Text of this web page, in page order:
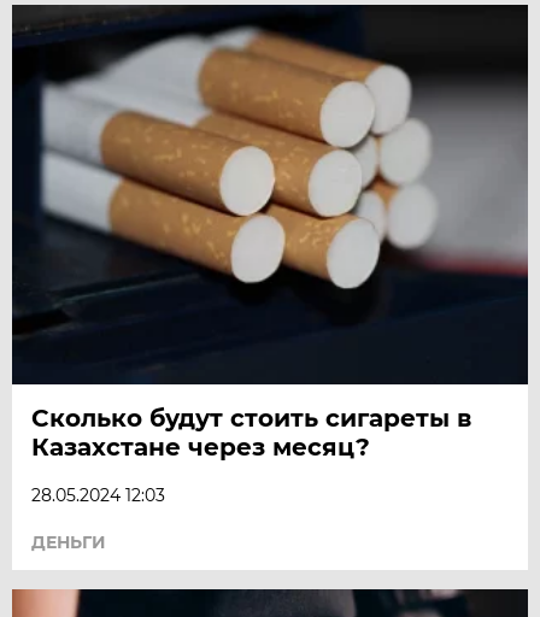
Сколько будут стоить сигареты в
Казахстане через месяц?
28.05.2024 12:03
ДЕНЬГИ